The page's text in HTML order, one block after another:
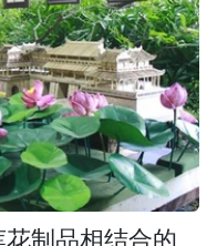
制品相结合的